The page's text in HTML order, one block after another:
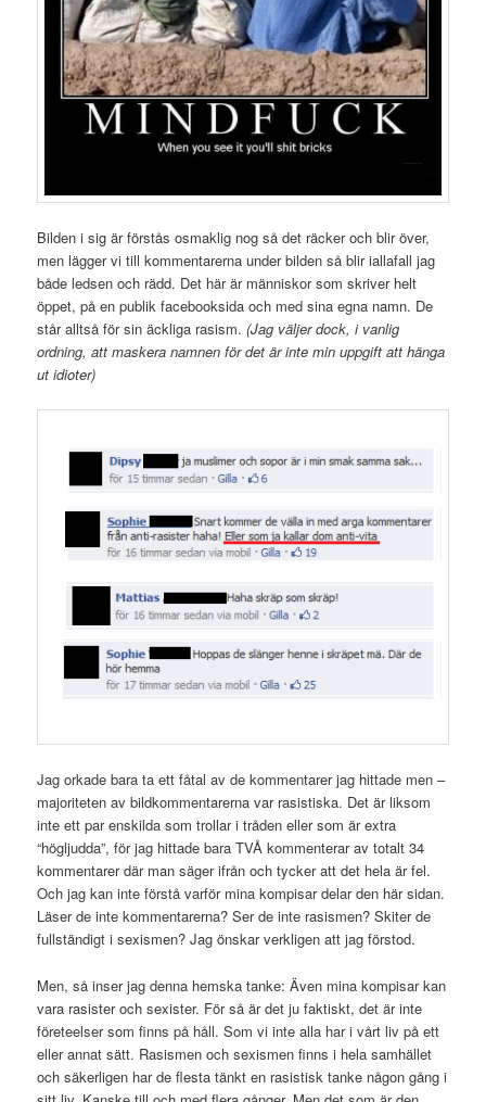
Bilden i sig är förstås osmaklig nog så det räcker och blir över,
men lägger vi till kommentarerna under bilden så blir iallafall jag
både ledsen och rädd. Det här är människor som skriver helt
öppet, på en publik facebooksida och med sina egna namn. De
står alltså för sin äckliga rasism.(Jag väljer dock, i vanlig
ordning, att maskera namnen för det är inte min uppgift att hänga
ut idioter)
Jag orkade bara ta ett fåtal av de kommentarer jag hittade men –
majoriteten av bildkommentarerna var rasistiska. Det är liksom
inte ett par enskilda som trollar i tråden eller som är extra
“högljudda”, för jag hittade bara TVÅ kommenterar av totalt 34
kommentarer där man säger ifrån och tycker att det hela är fel.
Och jag kan inte förstå varför mina kompisar delar den här sidan.
Läser de inte kommentarerna? Ser de inte rasismen? Skiter de
fullständigt i sexismen? Jag önskar verkligen att jag förstod.
Men, så inser jag denna hemska tanke: Även mina kompisar kan
vara rasister och sexister. För så är det ju faktiskt, det är inte
företeelser som finns på håll. Som vi inte alla har i vårt liv på ett
eller annat sätt. Rasismen och sexismen finns i hela samhället
och säkerligen har de flesta tänkt en rasistisk tanke någon gång i